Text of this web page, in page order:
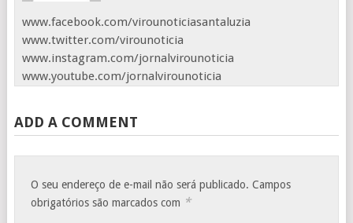
www.facebook.com/virounoticiasantaluzia
www.twitter.com/virounoticia
www.instagram.com/jornalvirounoticia
www.youtube.com/jornalvirounoticia
ADD A COMMENT
O seu endereço de e-mail não será publicado. Campos
obrigatórios são marcados com *